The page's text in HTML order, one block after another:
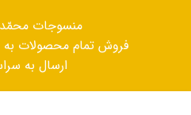
منسوجات
فروش تمام محصولات
ارسال به